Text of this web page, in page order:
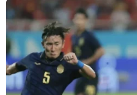
đòi nợ thuê ở khu vực
Thành phố Hồ Chí
tiền sự về các tội danh
chức đánh bạc, tàng
phép, đe dọa giết